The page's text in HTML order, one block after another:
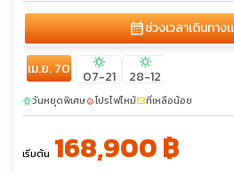
มหาวิหารเซนต์ลุค - บลากาย เทคิยา -
พระหฤทัยศักดิ์สิทธิ์ - มัสยิดจักรพรรดิ
ซิ่ง - ถนนวงแหวน - สวนสาธารณะสตั
ค - ถนนคาร์ทเนอร์ สตาเซ่ - โบสถ์เซนต์
calendar_monthช่วงเวลาเดินทาง
เม.ย. 70 sunny
07-21
sunny
28-12
sunnyวันหยุดพิเศษlocal_fire_departmentโปรไฟไหม้confirmation_numberที่เหลือน้อย
เริ่มต้น 168,900 ฿